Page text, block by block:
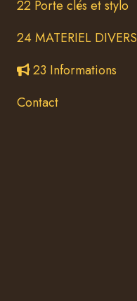
22 Porte clés et stylo
24 MATERIEL DIVERS
23 Informations
Contact